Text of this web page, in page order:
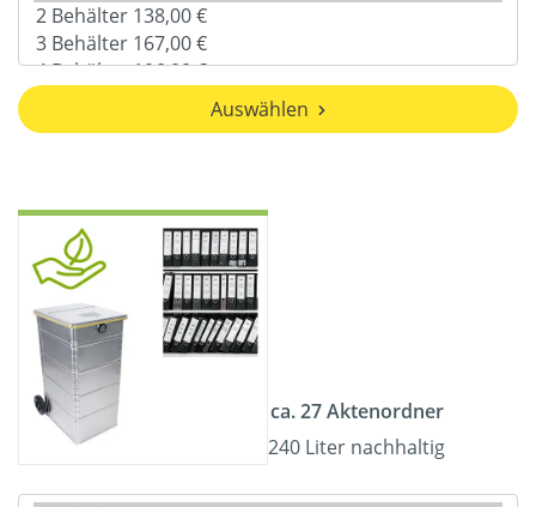
Auswählen
ca. 27 Aktenordner
240 Liter nachhaltig